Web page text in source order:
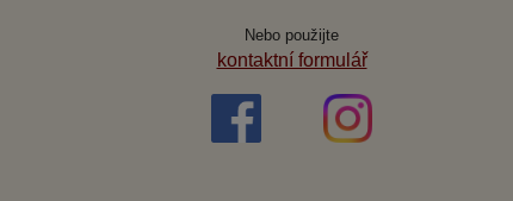
Nebo použijte
kontaktní formulář